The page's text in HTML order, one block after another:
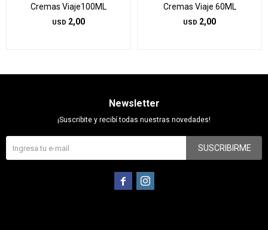
Cremas Viaje100ML
USD 2,00
Cremas Viaje 60ML
USD 2,00
Newsletter
¡Suscribite y recibí todas nuestras novedades!
SUSCRIBIRME
 